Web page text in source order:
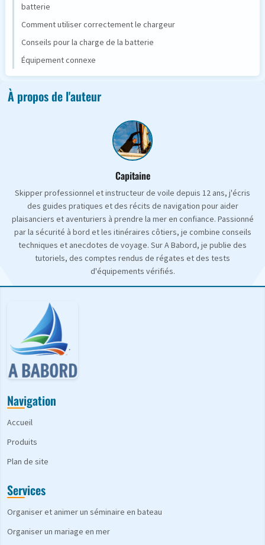
batterie
Comment utiliser correctement le chargeur
Conseils pour la charge de la batterie
Équipement connexe
À propos de l'auteur
Capitaine
Skipper professionnel et instructeur de voile depuis 12 ans, j'écris
des guides pratiques et des récits de navigation pour aider
plaisanciers et aventuriers à prendre la mer en confiance. Passionné
par la sécurité à bord et les itinéraires côtiers, je combine conseils
techniques et anecdotes de voyage. Sur A Babord, je publie des
tutoriels, des comptes rendus de régates et des tests
d'équipements vérifiés.
Navigation
Accueil
Produits
Plan de site
Services
Organiser et animer un séminaire en bateau
Organiser un mariage en mer